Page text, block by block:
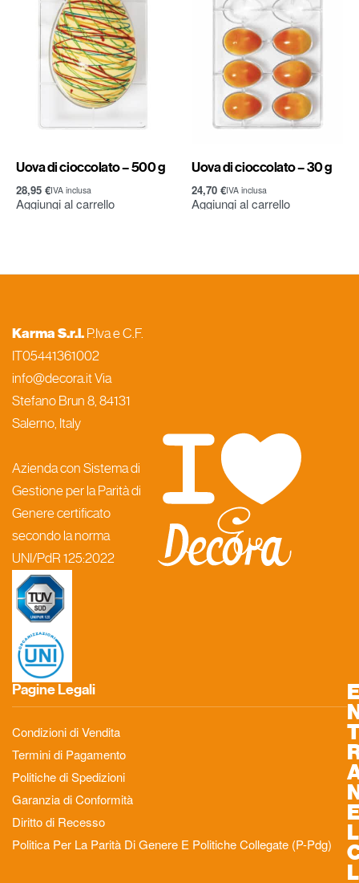
Uova di cioccolato – 500 g
28,95 €IVA inclusa
Aggiungi al carrello
Uova di cioccolato – 30 g
24,70 €IVA inclusa
Aggiungi al carrello
Karma S.r.l. P.Iva e C.F.
IT05441361002
info@decora.it Via
Stefano Brun 8, 84131
Salerno, Italy
Azienda con Sistema di
Gestione per la Parità di
Genere certificato
secondo la norma
UNI/PdR 125:2022
Pagine Legali
Condizioni di Vendita
Termini di Pagamento
Politiche di Spedizioni
Garanzia di Conformità
Diritto di Recesso
Politica Per La Parità Di Genere E Politiche Collegate (P-Pdg)
L
L